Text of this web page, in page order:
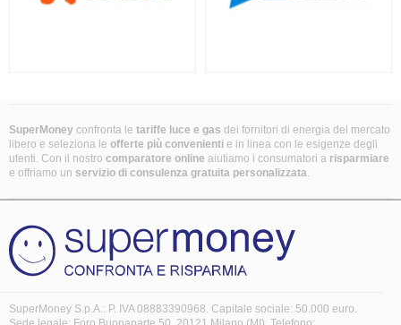
SuperMoney confronta le tariffe luce e gas dei fornitori di energia del mercato
libero e seleziona le offerte più convenienti e in linea con le esigenze degli
utenti. Con il nostro comparatore online aiutiamo i consumatori a risparmiare
e offriamo un servizio di consulenza gratuita personalizzata
SuperMoney S.p.A.: P. IVA 08883390968. Capitale sociale: 50.000 euro.